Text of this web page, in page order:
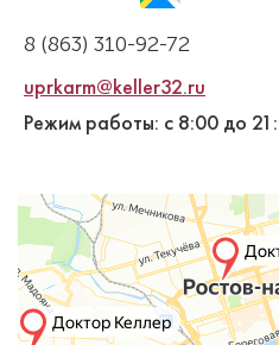
8 (863) 310-92-72
uprkarm@keller32.ru
Режим работы: с 8:00 до